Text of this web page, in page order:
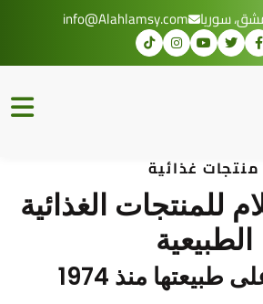
سوريا info@Alahlamsy.com
منتجات غذائية
للمنتجات الغذائية
الطبيعية
طبيعتها منذ 1974